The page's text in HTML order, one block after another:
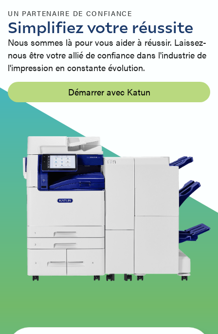
UN PARTENAIRE DE CONFIANCE
Simplifiez votre réussite
Nous sommes là pour vous aider à réussir. Laissez-
nous être votre allié de confiance dans l'industrie de
l'impression en constante évolution.
Démarrer avec Katun